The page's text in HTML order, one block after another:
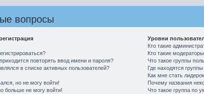
вопросы
повторять ввод имени и пароля?
в списке активных пользователей?
но не могу войти!
больше не могу войти!
Уровни
Кто такие
Кто такие
Что такое группы
Где находятся
Как мне стать
Почему названия
Что такое группа по